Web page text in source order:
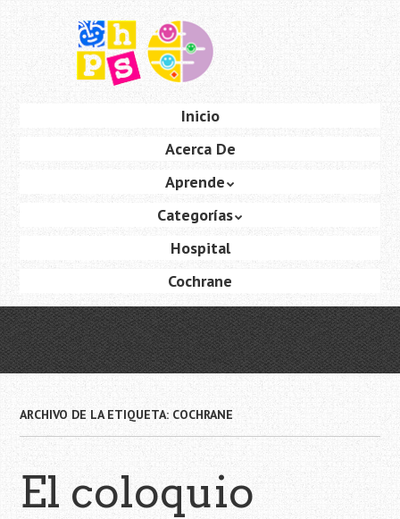
principal
Inicio
Acerca De
Aprende
Categorías
Hospital
Cochrane
ARCHIVO DE LA ETIQUETA: COCHRANE
El coloquio